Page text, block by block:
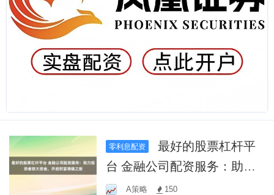
零利息配资
最好的股票杠杆平
台 金融公司配资服务：助力
投资者放大资金，开启财富
A策略 150